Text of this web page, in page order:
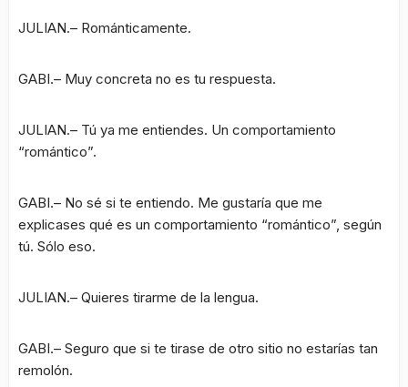
JULIAN.– Románticamente.
GABI.– Muy concreta no es tu respuesta.
JULIAN.– Tú ya me entiendes. Un comportamiento
“romántico”.
GABI.– No sé si te entiendo. Me gustaría que me
explicases qué es un comportamiento “romántico”, según
tú. Sólo eso.
JULIAN.– Quieres tirarme de la lengua.
GABI.– Seguro que si te tirase de otro sitio no estarías tan
remolón.